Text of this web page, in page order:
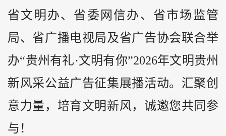
省文明办、省委网信办、省市场监管
局、省广播电视局及省广告协会联合举
办“贵州有礼·文明有你”2026年文明贵州
新风采公益广告征集展播活动。汇聚创
意力量，培育文明新风，诚邀您共同参
与！